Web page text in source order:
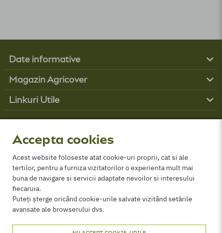
Date informative
Produse
Boli
Buruieni
Dăunători
Parteneri
Magazin Agricover
Contul tău
Contact
Cum comand?
Linkuri Utile
Obține finanțare
GDPR
Politica de cookies
Termeni și conditii
ANPC
Certificat comercializare PPP
Accepta cookies
Acest website foloseste atat cookie-uri proprii, cat si ale
tertilor, pentru a furniza vizitatorilor o experienta mult mai
buna de navigare si servicii adaptate nevoilor si interesului
fiecaruia.
Puteți șterge oricând cookie-urile salvate vizitând setările
avansate ale browserului dvs.